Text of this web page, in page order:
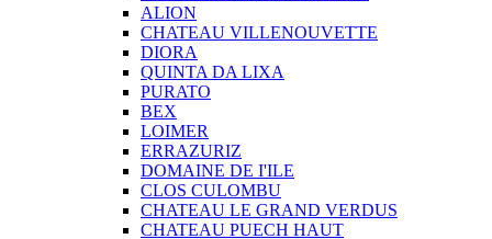
ALION
CHATEAU VILLENOUVETTE
DIORA
QUINTA DA LIXA
PURATO
BEX
LOIMER
ERRAZURIZ
DOMAINE DE I'ILE
CLOS CULOMBU
CHATEAU LE GRAND VERDUS
CHATEAU PUECH HAUT